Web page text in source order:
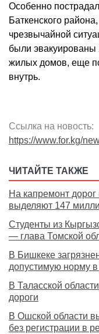
Особенно
Баткенского
чрезвычайной
были эвакуированы
жилых домов, еще
внутрь.
Ссылка на новость:
https://www.for.kg/
ЧИТАЙТЕ ТАКЖЕ
На капремонт
выделяют 147
Студенты из
— глава Томской
В Бишкеке
допустимую норму в
В Таласской
дороги
В Ошской области
без регистрации в